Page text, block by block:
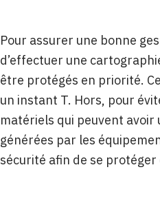
Pour assurer une bonne
d’effectuer une
être protégés en priorité.
un instant T. Hors, pour
matériels qui peuvent avoir
générées par les
sécurité afin de se